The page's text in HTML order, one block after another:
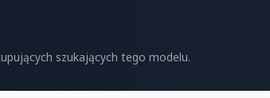
szukających tego modelu.